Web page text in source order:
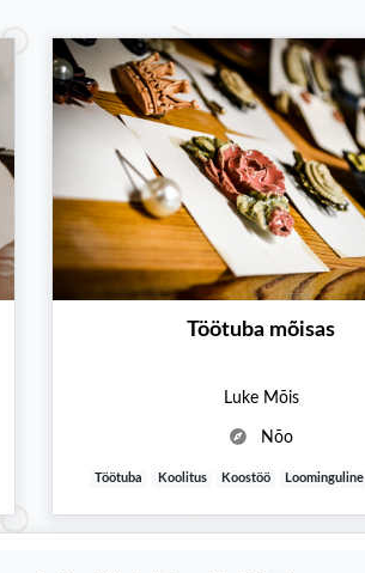
Töötuba mõisas
Luke Mõis
Nõo
Töötuba Koolitus Koostöö Loominguline